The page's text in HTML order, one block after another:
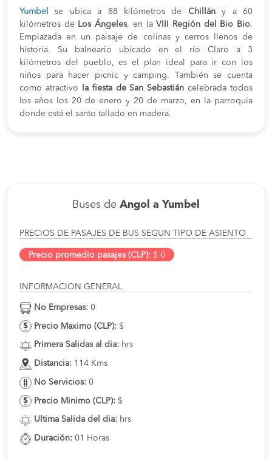
Yumbel se ubica a 88 kilómetros de Chillány a 60
kilómetros de Los Ángeles, en laVIII Región del Bio Bio.
Emplazada en un paisaje de colinas y cerros llenos de
historia. Su balneario ubicado en el río Claro a 3
kilómetros del pueblo, es el plan ideal para ir con los
niños para hacer picnic y camping. También se cuenta
como atractivo
la fiesta de San Sebastián celebrada todos
los años los 20 de enero y 20 de marzo, en la parroquia
donde está el santo tallado en madera.
Buses de Angol a Yumbel
PRECIOS DE PASAJES DE BUS SEGUN TIPO DE ASIENTO
Precio promedio pasajes (CLP): $ 0
INFORMACION GENERAL
No Empresas: 0
Precio Maximo (CLP): $
Primera Salidas al dia: hrs
Distancia: 114 Kms
No Servicios: 0
Precio Minimo (CLP): $
Ultima Salida del dia: hrs
Duración: 01 Horas